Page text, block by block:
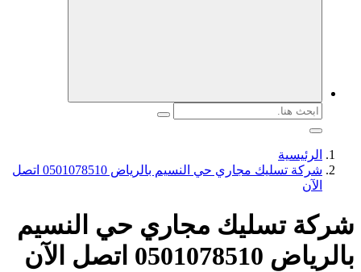
البحث
الرئيسية
شركة تسليك مجاري حي النسيم بالرياض 0501078510 اتصل
الآن
شركة تسليك مجاري حي النسيم
بالرياض 0501078510 اتصل الآن